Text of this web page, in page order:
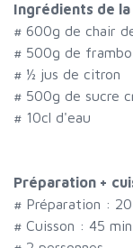
Ingrédients de
# 600g de chair
# 500g de
# ½ jus de citron
# 500g de sucre
# 10cl d'eau
Préparation +
# Préparation : 20
# Cuisson : 45 min